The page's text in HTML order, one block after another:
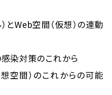
株式会社
FAX：082-291-6216
とWeb空間（仮想）の連動
染対策のこれから
空間）のこれからの可能